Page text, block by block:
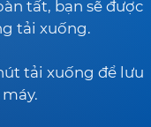
tất, bạn sẽ được
tải xuống.
tải xuống để lưu